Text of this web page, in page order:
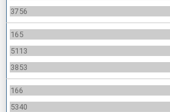
3756
165
5113
3853
166
5340